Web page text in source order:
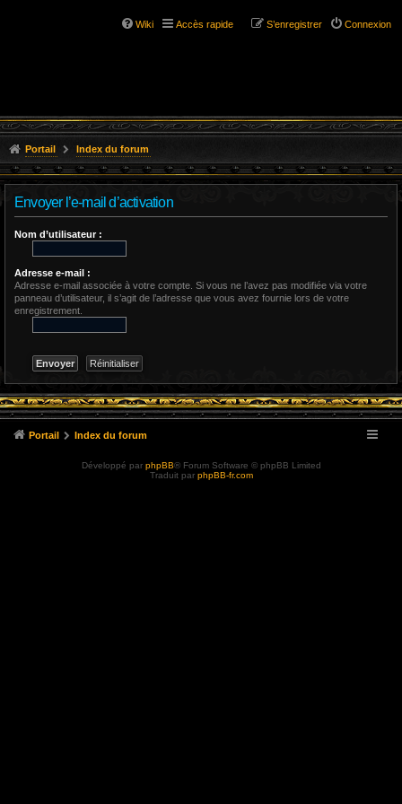
Wiki Accès rapide Connexion
S’enregistrer
Portail Index du forum
Envoyer l’e-mail d’activation
Nom d’utilisateur :
Adresse e-mail :
Adresse e-mail associée à votre compte. Si vous ne l’avez pas modifiée via votre
panneau d’utilisateur, il s’agit de l’adresse que vous avez fournie lors de votre
enregistrement.
Portail Index du forum
Développé par phpBB® Forum Software © phpBB Limited
Traduit par phpBB-fr.com